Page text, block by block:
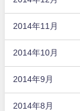
2014年11月
2014年10月
2014年9月
2014年8月